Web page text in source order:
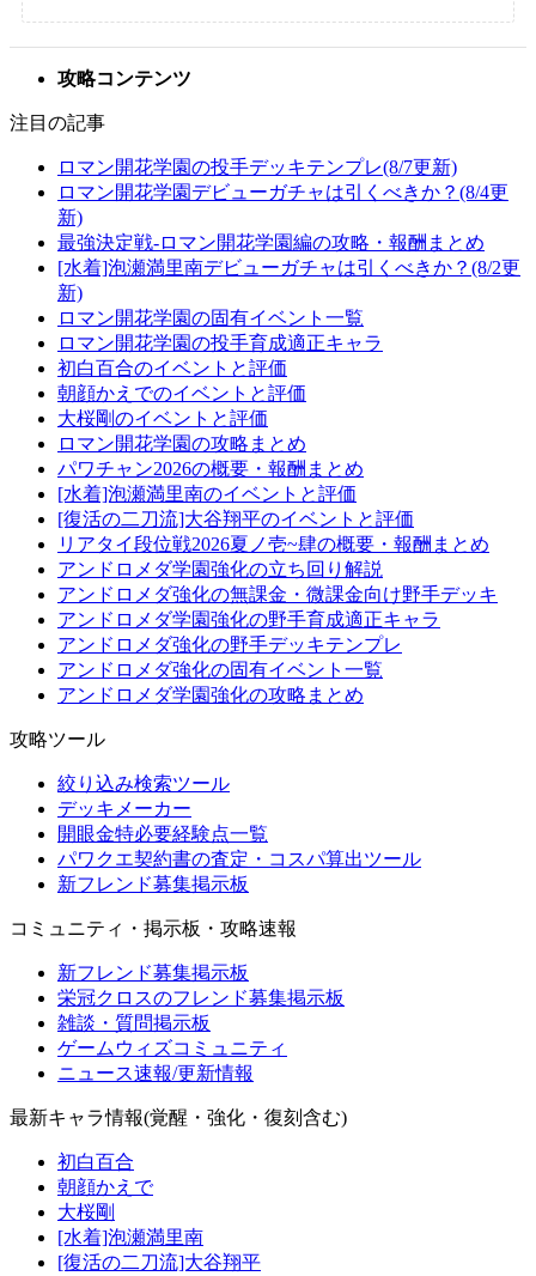
攻略コンテンツ
注目の記事
ロマン開花学園の投手デッキテンプレ(8/7更新)
ロマン開花学園デビューガチャは引くべきか？(8/4更
新)
最強決定戦-ロマン開花学園編の攻略・報酬まとめ
[水着]泡瀬満里南デビューガチャは引くべきか？(8/2更
新)
ロマン開花学園の固有イベント一覧
ロマン開花学園の投手育成適正キャラ
初白百合のイベントと評価
朝顔かえでのイベントと評価
大桜剛のイベントと評価
ロマン開花学園の攻略まとめ
パワチャン2026の概要・報酬まとめ
[水着]泡瀬満里南のイベントと評価
[復活の二刀流]大谷翔平のイベントと評価
リアタイ段位戦2026夏ノ壱~肆の概要・報酬まとめ
アンドロメダ学園強化の立ち回り解説
アンドロメダ強化の無課金・微課金向け野手デッキ
アンドロメダ学園強化の野手育成適正キャラ
アンドロメダ強化の野手デッキテンプレ
アンドロメダ強化の固有イベント一覧
アンドロメダ学園強化の攻略まとめ
攻略ツール
絞り込み検索ツール
デッキメーカー
開眼金特必要経験点一覧
パワクエ契約書の査定・コスパ算出ツール
新フレンド募集掲示板
コミュニティ・掲示板・攻略速報
新フレンド募集掲示板
栄冠クロスのフレンド募集掲示板
雑談・質問掲示板
ゲームウィズコミュニティ
ニュース速報/更新情報
最新キャラ情報(覚醒・強化・復刻含む)
初白百合
朝顔かえで
大桜剛
[水着]泡瀬満里南
[復活の二刀流]大谷翔平